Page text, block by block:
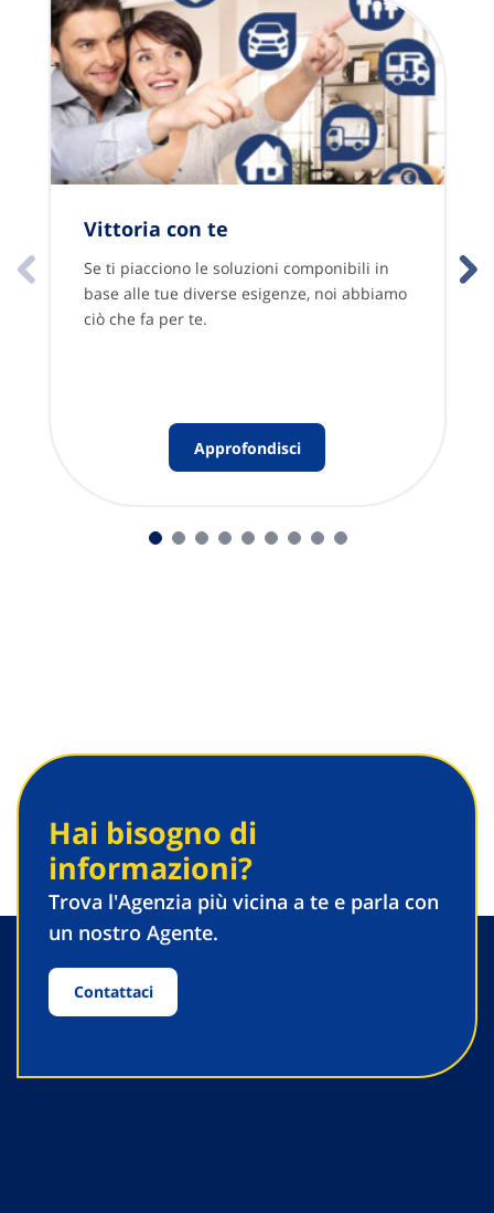
Vittoria con te
Se ti piacciono le soluzioni componibili in
base alle tue diverse esigenze, noi abbiamo
ciò che fa per te.
Approfondisci
Hai bisogno di
informazioni?
Trova l'Agenzia più vicina a te e parla con
un nostro Agente.
Contattaci